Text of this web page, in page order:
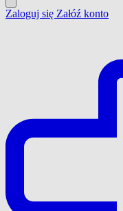
Zaloguj się Załóź konto